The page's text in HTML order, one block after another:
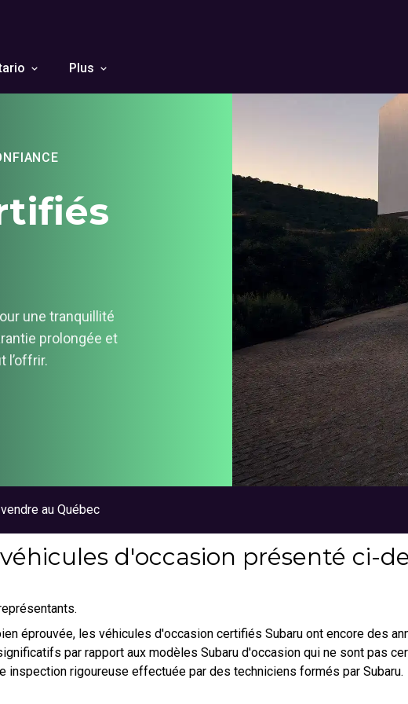
Plus
une tranquillité
prolongée et
l’offrir.
au Québec
d'occasion présenté ci-
éprouvée, les véhicules d'occasion certifiés Subaru ont encore des
par rapport aux modèles Subaru d'occasion qui ne sont pas
inspection rigoureuse effectuée par des techniciens formés par Subaru.